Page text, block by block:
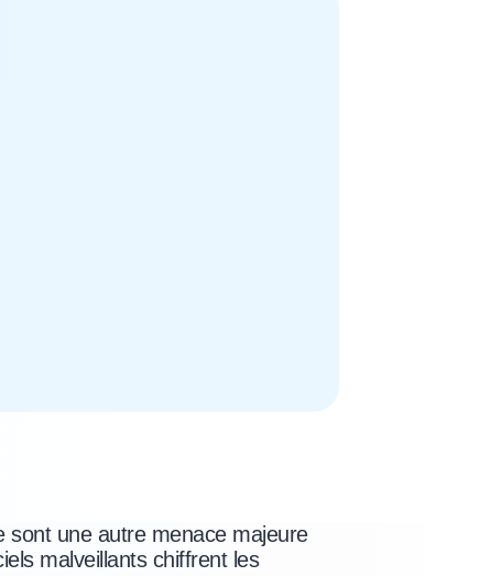
sont une autre menace majeure
malveillants chiffrent les